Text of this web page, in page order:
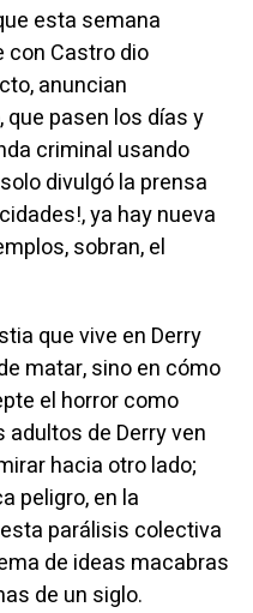
esta semana
con Castro dio
anuncian
pasen los días y
criminal usando
divulgó la prensa
ya hay nueva
sobran, el
que vive en Derry
matar, sino en cómo
el horror como
adultos de Derry ven
hacia otro lado;
peligro, en la
parálisis colectiva
de ideas macabras
de un siglo.